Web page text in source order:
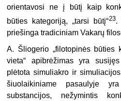
orientavosi ne į būtį kaip
būties kategoriją, „tarsi būtį“23.
priešinga tradiciniam Vakarų
A. Šliogerio „filotopinės
vieta“ apibrėžimas yra
plėtota simuliakro ir
šiuolaikiniame pasaulyje
substancijos, nežymintis